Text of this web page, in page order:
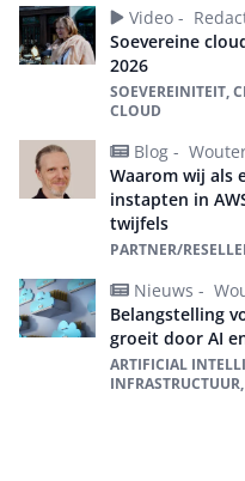
Video -
Soevereine
2026
SOEVEREINITEIT,
CLOUD
Blog -
Waarom wij als
instapten in
twijfels
PARTNER/
Nieuws -
Belangstelling
groeit door AI
ARTIFICIAL
INFRASTRUCTUUR,